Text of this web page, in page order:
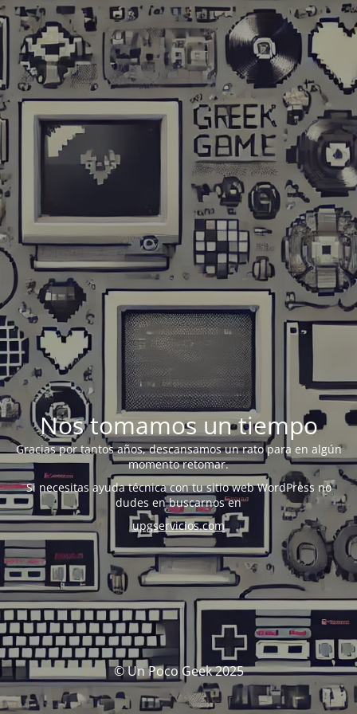
Nos tomamos un tiempo
Gracias por tantos años, descansamos un rato para en algún
momento retomar.
Si necesitas ayuda técnica con tu sitio web WordPress no
dudes en buscarnos en
upgservicios.com
© Un Poco Geek 2025